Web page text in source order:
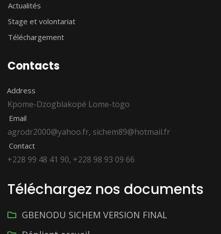
Actualités
Stage et volontariat
Téléchargement
Contacts
Address
Kpome-Dzogblakopé Lome-togo
Email
agrodr2000@yahoo.fr, sichem89@hotmail.fr
Contact
+228 99 48 41 90, +228 98 93 09 66
Téléchargez nos documents
GBENODU SICHEM VERSION FINAL